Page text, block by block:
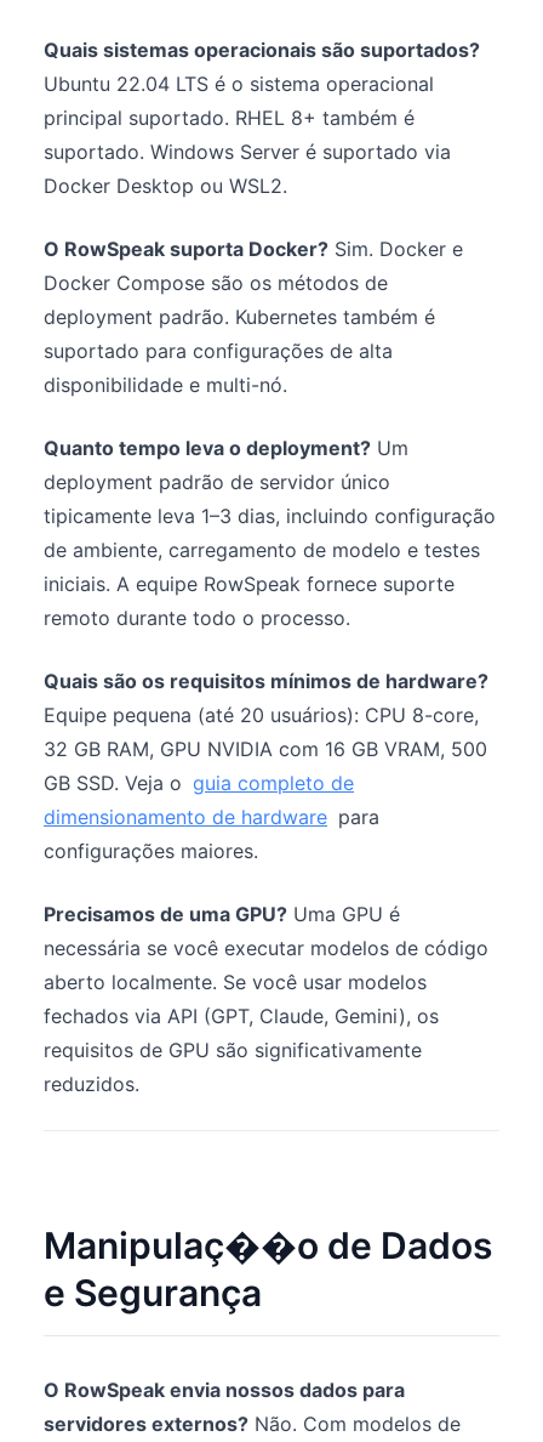
Quais sistemas operacionais são suportados?
Ubuntu 22.04 LTS é o sistema operacional
principal suportado. RHEL 8+ também é
suportado. Windows Server é suportado via
Docker Desktop ou WSL2.
O RowSpeak suporta Docker? Sim. Docker e
Docker Compose são os métodos de
deployment padrão. Kubernetes também é
suportado para configurações de alta
disponibilidade e multi-nó.
Quanto tempo leva o deployment? Um
deployment padrão de servidor único
tipicamente leva 1–3 dias, incluindo configuração
de ambiente, carregamento de modelo e testes
iniciais. A equipe RowSpeak fornece suporte
remoto durante todo o processo.
Quais são os requisitos mínimos de hardware?
Equipe pequena (até 20 usuários): CPU 8-core,
32 GB RAM, GPU NVIDIA com 16 GB VRAM, 500
GB SSD. Veja o guia completo de
dimensionamento de hardware para
configurações maiores.
Precisamos de uma GPU? Uma GPU é
necessária se você executar modelos de código
aberto localmente. Se você usar modelos
fechados via API (GPT, Claude, Gemini), os
requisitos de GPU são significativamente
reduzidos.
Manipulaç��o de Dados
e Segurança
O RowSpeak envia nossos dados para
servidores externos? Não. Com modelos de